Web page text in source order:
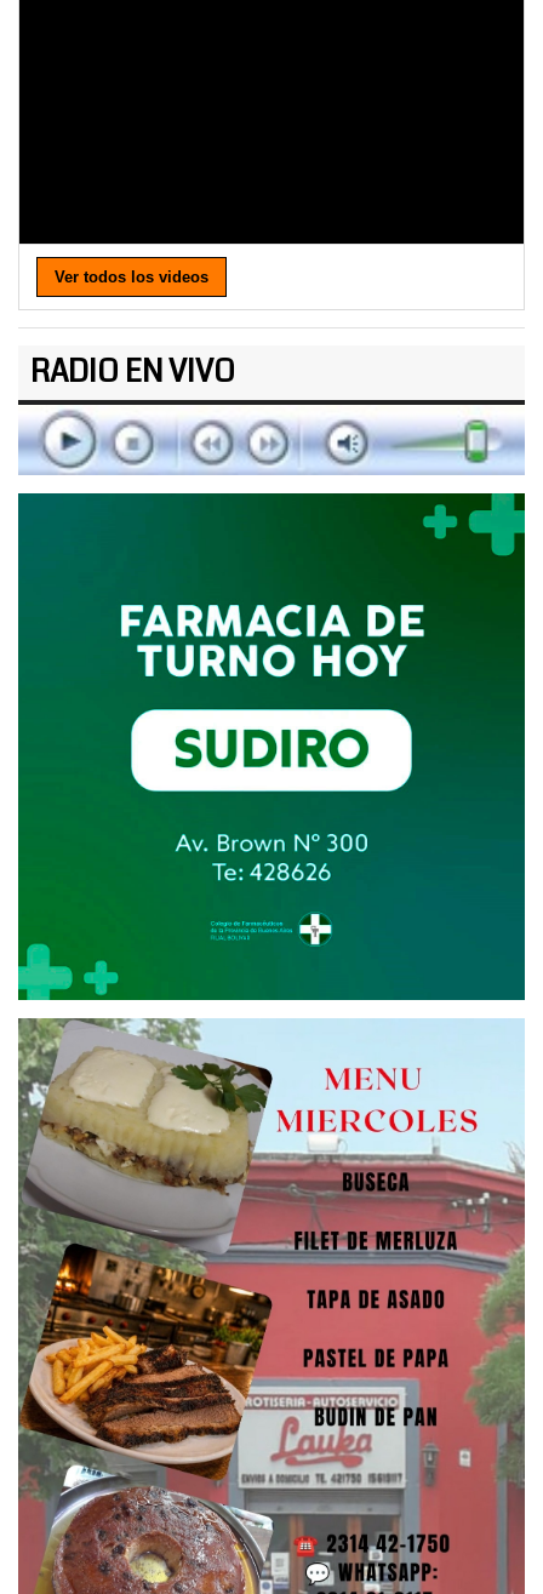
Ver todos los videos
RADIO EN VIVO